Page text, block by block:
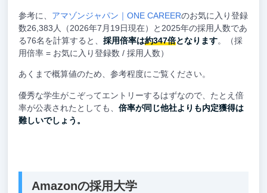
参考に、 アマゾンジャパン｜ONE CAREERのお気に入り登録
数26,383人（2026年7月19日現在）と2025年の採用人数であ
る76名を計算すると、 採用倍率は約347倍となります。（採
用倍率 = お気に入り登録数 / 採用人数）
あくまで概算値のため、参考程度にご覧ください。
優秀な学生がこぞってエントリーするはずなので、たとえ倍
率が公表されたとしても、 倍率が同じ他社よりも内定獲得は
難しいでしょう。
Amazonの採用大学